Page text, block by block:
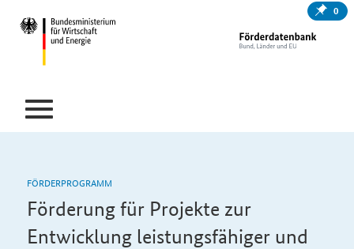
0
FÖRDERPROGRAMM
Förderung für Projekte zur
Entwicklung leistungsfähiger und